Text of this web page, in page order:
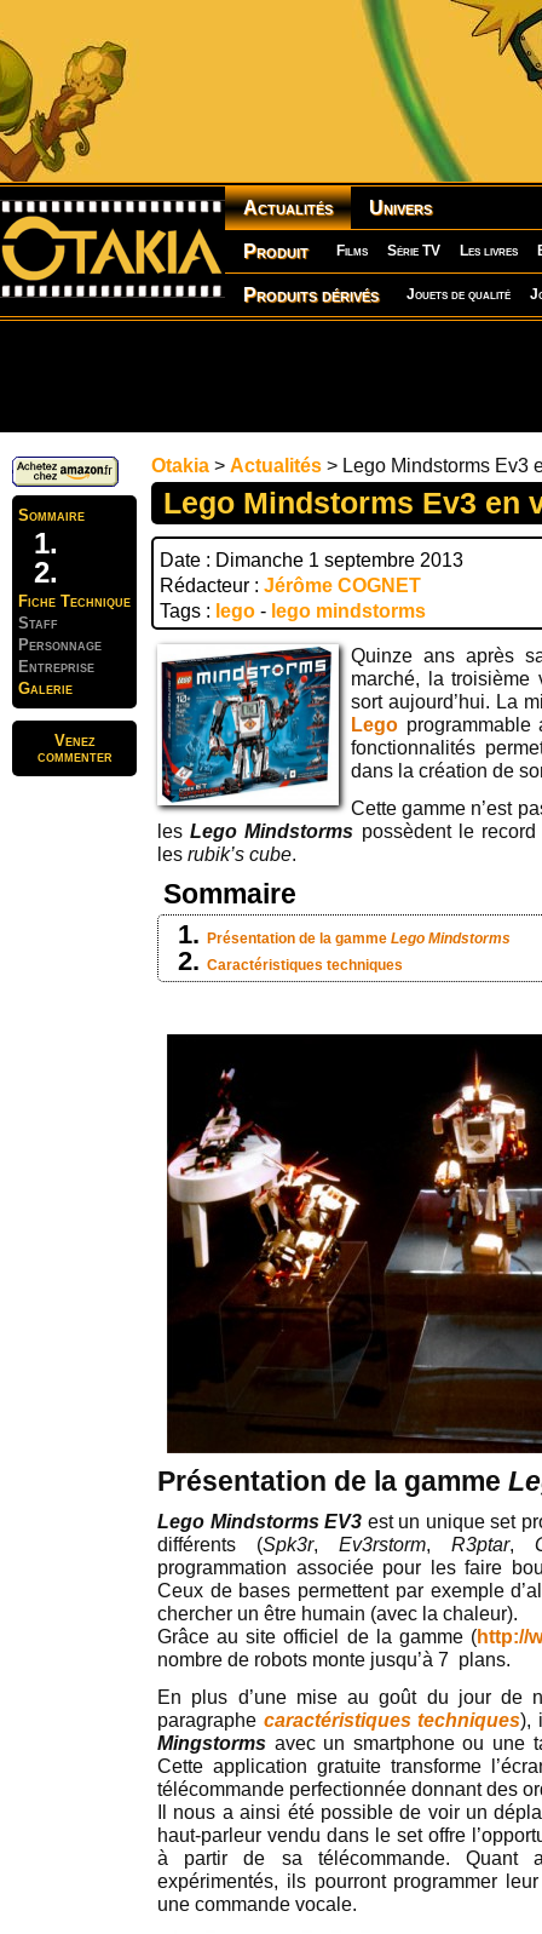
Actualités Univers
Produit Films Série TV Les livres
Produits dérivés Jouets de qualité
Sommaire
Fiche Technique
Staff
Personnage
Entreprise
Galerie
Venez
commenter
Otakia > Actualités > Lego Mindstorms Ev3
Lego Mindstorms Ev3 en
Date : Dimanche 1 septembre 2013
Rédacteur : Jérôme COGNET
Tags : lego - lego mindstorms
Quinze ans après
marché, la
sort aujourd’hui. La
Lego
fonctionnalités
dans la création de
Cette gamme n’est
lesLego Mindstorms possèdent le
les rubik’s cube.
Sommaire
Présentation de la gamme Lego Mindstorms
Caractéristiques techniques
Présentation de la gamme
Lego Mindstorms EV3 est un unique set
différents (Spk3r, Ev3rstorm, R3ptar,
programmation associée pour les faire
Ceux de bases permettent par exemple
chercher un être humain (avec la chaleur).
Grâce au site officiel de la gamme (http://
nombre de robots monte jusqu’à 7 plans.
En plus d’une mise au goût du jour de
paragraphe caractéristiques techniques),
Mingstorms avec un smartphone ou une
Cette application gratuite transforme
télécommande perfectionnée donnant des
Il nous a ainsi été possible de voir un
haut-parleur vendu dans le set offre
à partir de sa télécommande. Quant
expérimentés, ils pourront programmer
une commande vocale.